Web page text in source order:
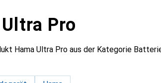
Pro
Hama Ultra Pro aus der Kategorie